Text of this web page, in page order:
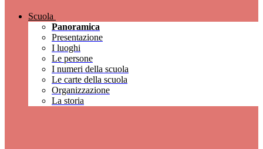
Scuola
Panoramica
Presentazione
I luoghi
Le persone
I numeri della scuola
Le carte della scuola
Organizzazione
La storia